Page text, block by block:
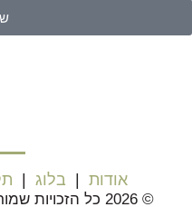
אודות | בלוג |
© 2026 כל הזכויות שמורות | Powered By Adactive